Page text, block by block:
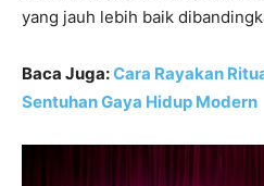
yang jauh lebih baik
Baca Juga:Cara Rayakan
Sentuhan Gaya Hidup Modern